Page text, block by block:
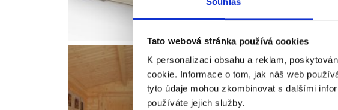
Tato webová stránka používá cookies
K personalizaci obsahu a reklam,
cookie. Informace o tom, jak náš web
tyto údaje mohou zkombinovat s dalšími
používáte jejich služby.